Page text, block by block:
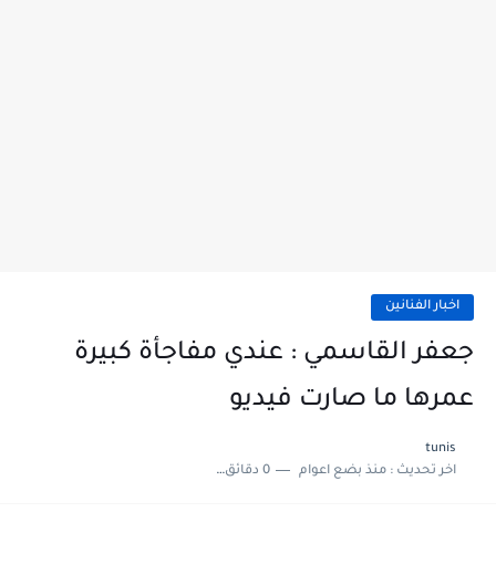
اخبار الفنانين
جعفر القاسمي : عندي مفاجأة كبيرة
عمرها ما صارت فيديو
tunis
اخر تحديث :منذ بضع اعوام 0 دقائق للقراءة